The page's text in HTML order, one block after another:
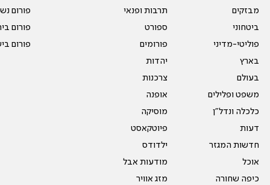
מבזקים
ביטחוני
פוליטי-מדיני
בארץ
בעולם
משפט ופלילים
כלכלה ונדל"ן
דעות
חדשות המגזר
אוכל
כיפה שחורה
תרבות ופנאי
ספורט
פורומים
יהדות
צרכנות
אופנה
מוסיקה
פיוטקאסט
ילדודס
מודעות אבל
מזג אוויר
פורום
פורום
פורום